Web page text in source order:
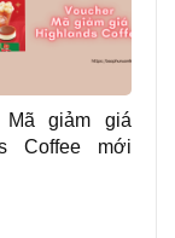
Mã giảm giá
Coffee mới